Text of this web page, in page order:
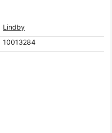
Lindby
10013284